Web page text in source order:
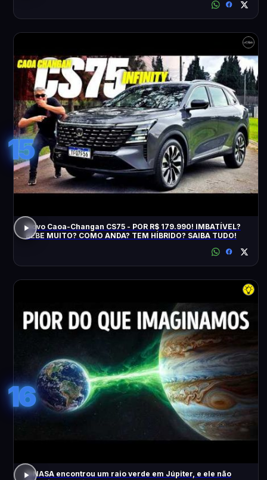
15
Novo Caoa-Changan CS75 - POR R$ 179.990! IMBATÍVEL?
BEBE MUITO? COMO ANDA? TEM HÍBRIDO? SAIBA TUDO!
16
A NASA encontrou um raio verde em Júpiter, e ele não